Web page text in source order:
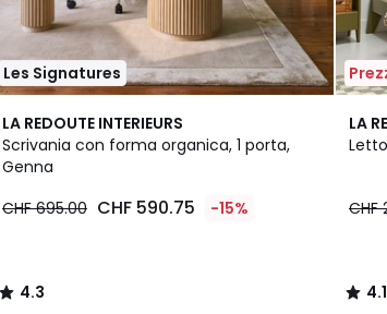
Les Signatures
LA REDOUTE INTERIEURS
Scrivania con forma organica, 1 porta,
Genna
CHF 695.00 CHF 590.75 -15%
4.3
/ 5
4.3
/
LA
CHF
4.1
/ 5
4.1
/